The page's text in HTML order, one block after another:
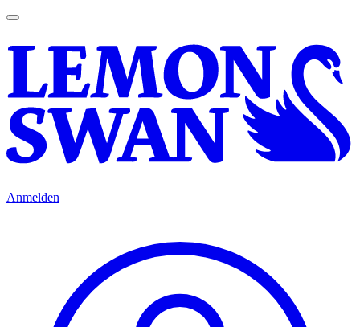
Anmelden